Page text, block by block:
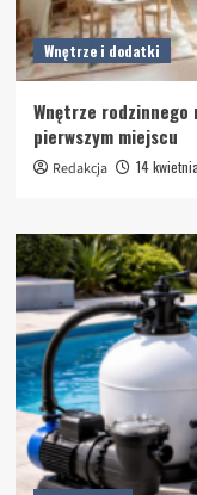
Wnętrze i dodatki
Wnętrze
pierwszym miejscu
Redakcja 14